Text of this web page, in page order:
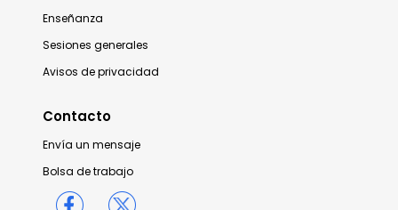
Enseñanza
Sesiones generales
Avisos de privacidad
Contacto
Envía un mensaje
Bolsa de trabajo